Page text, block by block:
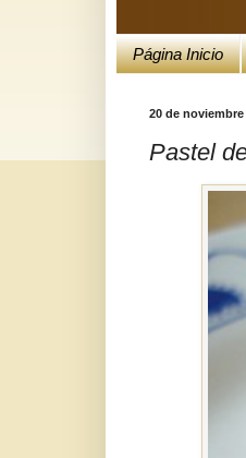
Página Inicio
20 de noviembre
Pastel